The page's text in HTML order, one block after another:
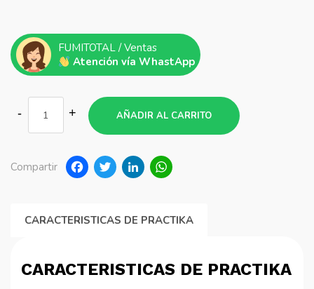
FUMITOTAL / Ventas
Atención vía WhastApp
AÑADIR AL CARRITO
Compartir Facebook
TwitterLinkedIn
CARACTERISTICAS DE PRACTIKA
CARACTERISTICAS DE PRACTIKA